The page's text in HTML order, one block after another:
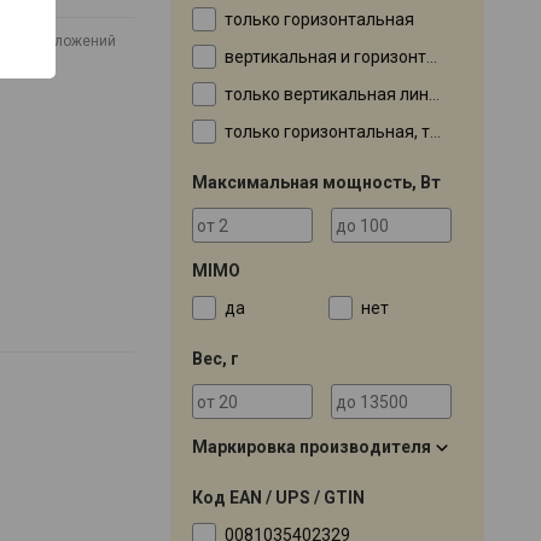
Нет предложений
только горизонтальная
вертикальная и горизонтальная
только вертикальная линейная
только горизонтальная, только вертикальная
Максимальная мощность, Вт
MIMO
да
нет
Вес, г
Маркировка производителя
Код EAN / UPS / GTIN
0081035402329